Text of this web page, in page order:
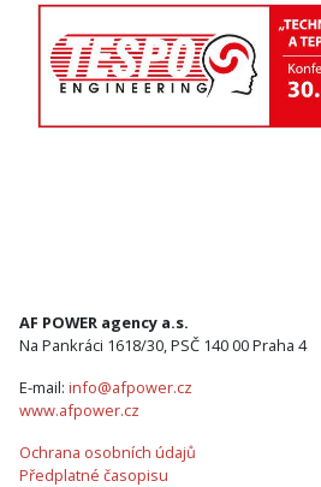
AF POWER agency a.s.
Na Pankráci 1618/30, PSČ 140 00 Praha 4
E-mail: info@afpower.cz
www.afpower.cz
Ochrana osobních údajů
Předplatné časopisu